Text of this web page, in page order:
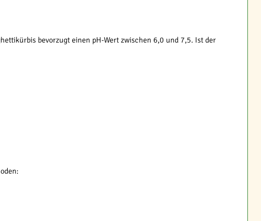
bevorzugt einen pH-Wert zwischen 6,0 und 7,5. Ist der